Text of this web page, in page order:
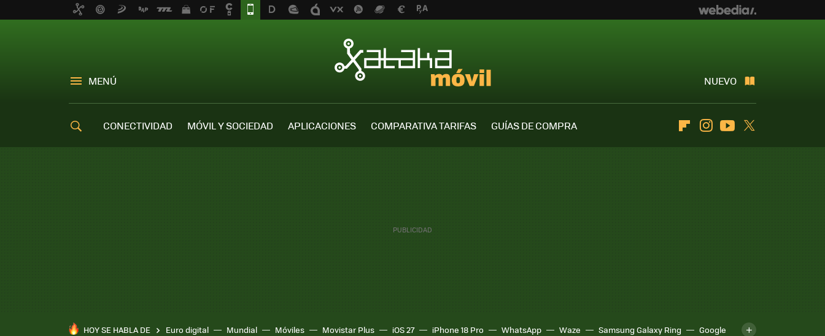
MENÚ NUEVO
CONECTIVIDAD MÓVIL Y SOCIEDAD APLICACIONES COMPARATIVA TARIFAS
GUÍAS DE COMPRA
FlipboardInstagramYoutube
HOY SE HABLA DE Euro digital Mundial Móviles Movistar Plus iOS 27 iPhone 18 Pro WhatsApp Waze Samsung Galaxy Ring
Google